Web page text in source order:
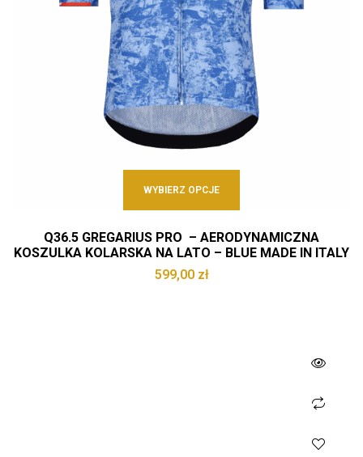
WYBIERZ OPCJE
Q36.5 GREGARIUS PRO – AERODYNAMICZNA
KOSZULKA KOLARSKA NA LATO – BLUE MADE IN ITALY
599,00 zł